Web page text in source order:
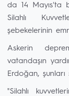
da 14 Mayıs'ta
Silahlı
şebekelerinin
Askerin
vatandaşın
Erdoğan, şunları
"Silahlı